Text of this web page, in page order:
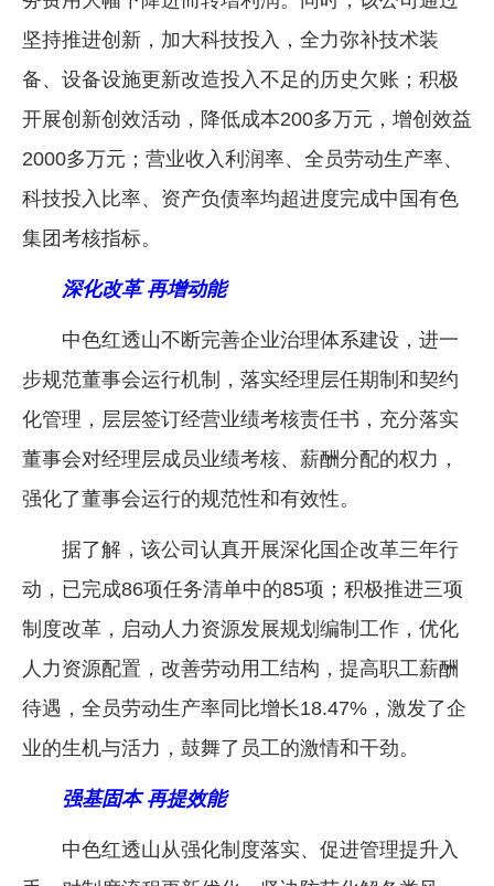
坚持推进创新，加大科技投入，全力弥补技术装
备、设备设施更新改造投入不足的历史欠账；积极
开展创新创效活动，降低成本200多万元，增创效益
2000多万元；营业收入利润率、全员劳动生产率、
科技投入比率、资产负债率均超进度完成中国有色
集团考核指标。
深化改革 再增动能
中色红透山不断完善企业治理体系建设，进一
步规范董事会运行机制，落实经理层任期制和契约
化管理，层层签订经营业绩考核责任书，充分落实
董事会对经理层成员业绩考核、薪酬分配的权力，
强化了董事会运行的规范性和有效性。
据了解，该公司认真开展深化国企改革三年行
动，已完成86项任务清单中的85项；积极推进三项
制度改革，启动人力资源发展规划编制工作，优化
人力资源配置，改善劳动用工结构，提高职工薪酬
待遇，全员劳动生产率同比增长18.47%，激发了企
业的生机与活力，鼓舞了员工的激情和干劲。
强基固本 再提效能
中色红透山从强化制度落实、促进管理提升入